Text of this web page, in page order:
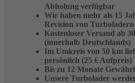
Abholung verfügbar
Wir haben mehr als 15
Revision von Turboladern
Kostenloser Versand ab
(innerhalb Deutschlands)
Im Umkreis von 50 km
persönlich (25 € Aufpreis)
Bis zu 12 Monate
Unsere Turbolader